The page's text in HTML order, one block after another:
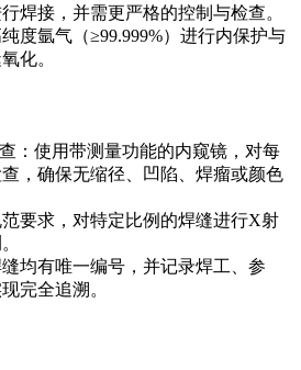
焊接，并需更严格的控制与检查。
度氩气（≥99.999%）进行内保护与
化。
：使用带测量功能的内窥镜，对每
，确保无缩径、凹陷、焊瘤或颜色
要求，对特定比例的焊缝进行X射
均有唯一编号，并记录焊工、参
完全追溯。